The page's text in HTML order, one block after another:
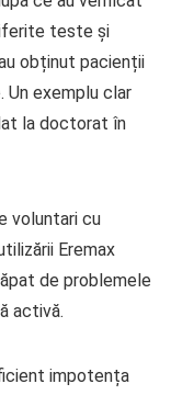
teste și
obținut pacienții
Un exemplu clar
la doctorat în
voluntari cu
Eremax
de problemele
activă.
impotența